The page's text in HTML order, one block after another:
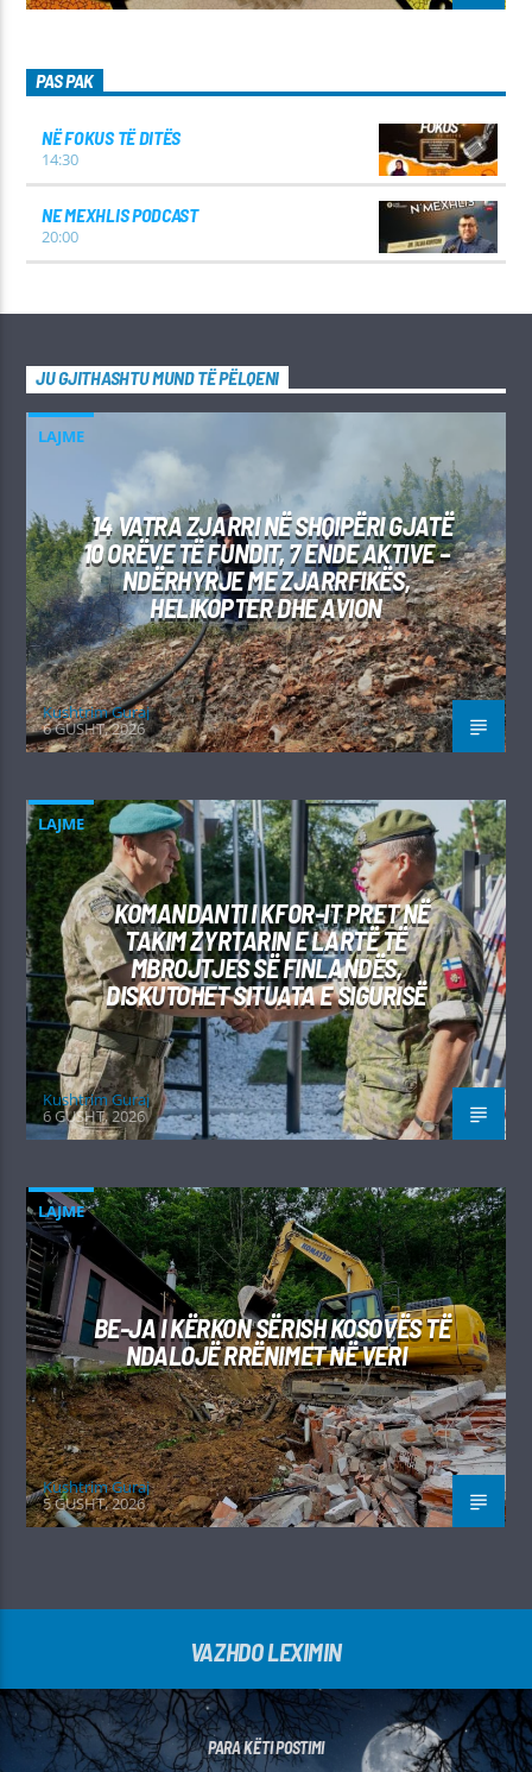
PAS PAK
NË FOKUS TË DITËS
14:30
NE MEXHLIS PODCAST
20:00
JU GJITHASHTU MUND TË PËLQENI
LAJME
14 VATRA ZJARRI NË SHQIPËRI GJATË
10 ORËVE TË FUNDIT, 7 ENDE AKTIVE –
NDËRHYRJE ME ZJARRFIKËS,
HELIKOPTER DHE AVION
Kushtrim Guraj
6 GUSHT, 2026
LAJME
KOMANDANTI I KFOR-IT PRET NË
TAKIM ZYRTARIN E LARTË TË
MBROJTJES SË FINLANDËS,
DISKUTOHET SITUATA E SIGURISË
Kushtrim Guraj
6 GUSHT, 2026
LAJME
BE-JA I KËRKON SËRISH KOSOVËS TË
NDALOJË RRËNIMET NË VERI
Kushtrim Guraj
5 GUSHT, 2026
VAZHDO LEXIMIN
PARA KËTI POSTIMI